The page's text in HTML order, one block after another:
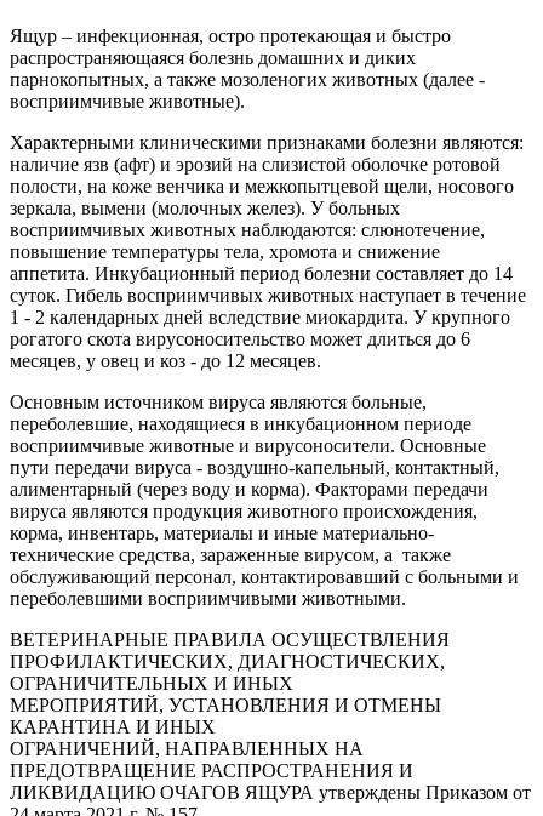
Ящур – инфекционная, остро протекающая и быстро
распространяющаяся болезнь домашних и диких
парнокопытных, а также мозоленогих животных (далее -
восприимчивые животные).
Характерными клиническими признаками болезни являются:
наличие язв (афт) и эрозий на слизистой оболочке ротовой
полости, на коже венчика и межкопытцевой щели, носового
зеркала, вымени (молочных желез). У больных
восприимчивых животных наблюдаются: слюнотечение,
повышение температуры тела, хромота и снижение
аппетита. Инкубационный период болезни составляет до 14
суток. Гибель восприимчивых животных наступает в течение
1 - 2 календарных дней вследствие миокардита. У крупного
рогатого скота вирусоносительство может длиться до 6
месяцев, у овец и коз - до 12 месяцев.
Основным источником вируса являются больные,
переболевшие, находящиеся в инкубационном периоде
восприимчивые животные и вирусоносители. Основные
пути передачи вируса - воздушно-капельный, контактный,
алиментарный (через воду и корма). Факторами передачи
вируса являются продукция животного происхождения,
корма, инвентарь, материалы и иные материально-
технические средства, зараженные вирусом, а также
обслуживающий персонал, контактировавший с больными и
переболевшими восприимчивыми животными.
ВЕТЕРИНАРНЫЕ ПРАВИЛА ОСУЩЕСТВЛЕНИЯ
ПРОФИЛАКТИЧЕСКИХ, ДИАГНОСТИЧЕСКИХ,
ОГРАНИЧИТЕЛЬНЫХ И ИНЫХ
МЕРОПРИЯТИЙ, УСТАНОВЛЕНИЯ И ОТМЕНЫ
КАРАНТИНА И ИНЫХ
ОГРАНИЧЕНИЙ, НАПРАВЛЕННЫХ НА
ПРЕДОТВРАЩЕНИЕ РАСПРОСТРАНЕНИЯ И
ЛИКВИДАЦИЮ ОЧАГОВ ЯЩУРА утверждены Приказом от